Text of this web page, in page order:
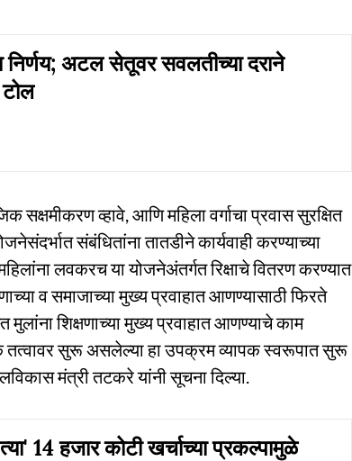
निर्णय; अटल सेतूवर सवलतीच्या दराने
सक्षमीकरण व्हावे, आणि महिला वर्गाचा प्रवास सुरक्षित
संबंधितांना तातडीने कार्यवाही करण्याच्या
लवकरच या योजनेअंतर्गत रिक्षाचे वितरण करण्यात
व समाजाच्या मुख्य प्रवाहात आणण्यासाठी फिरते
शिक्षणाच्या मुख्य प्रवाहात आणण्याचे काम
तत्वावर सुरू असलेल्या हा उपक्रम व्यापक स्वरूपात सुरू
मंत्री तटकरे यांनी सूचना दिल्या.
14 हजार कोटी खर्चाच्या प्रकल्पामुळे